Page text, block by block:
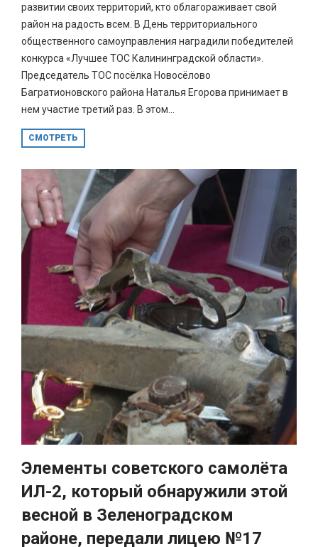
развитии своих территорий, кто облагораживает свой
район на радость всем. В День территориального
общественного самоуправления наградили победителей
конкурса «Лучшее ТОС Калининградской области».
Председатель ТОС посёлка Новосёлово
Багратионовского района Наталья Егорова принимает в
нем участие третий раз. В этом...
СМОТРЕТЬ
Элементы советского самолёта
ИЛ-2, который обнаружили этой
весной в Зеленоградском
районе, передали лицею №17